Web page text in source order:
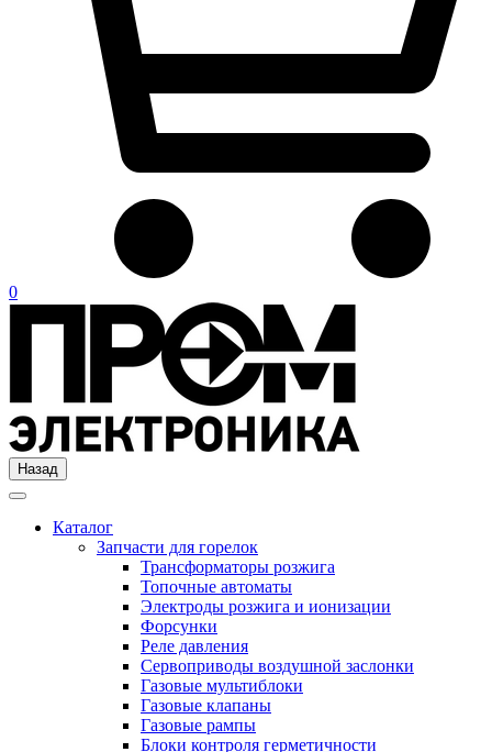
0
Назад
Каталог
Запчасти для горелок
Трансформаторы розжига
Топочные автоматы
Электроды розжига и ионизации
Форсунки
Реле давления
Сервоприводы воздушной заслонки
Газовые мультиблоки
Газовые клапаны
Газовые рампы
Блоки контроля герметичности